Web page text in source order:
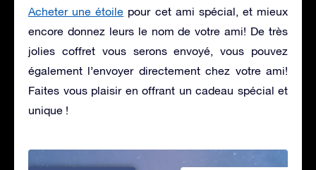
Acheter une étoile pour cet ami spécial, et mieux
encore donnez leurs le nom de votre ami! De très
jolies coffret vous serons envoyé, vous pouvez
également l’envoyer directement chez votre ami!
Faites vous plaisir en offrant un cadeau spécial et
unique !